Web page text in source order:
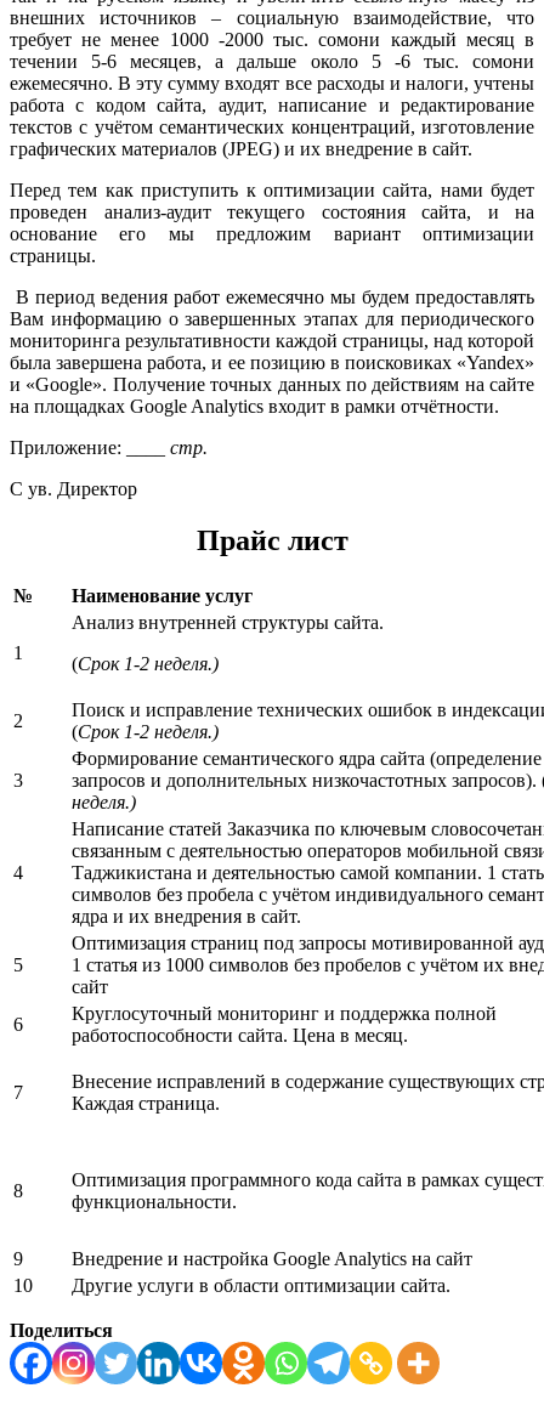
внешних источников – социальную взаимодействие, что
требует не менее 1000 -2000 тыс. сомони каждый месяц в
течении 5-6 месяцев, а дальше около 5 -6 тыс. сомони
ежемесячно. В эту сумму входят все расходы и налоги, учтены
работа с кодом сайта, аудит, написание и редактирование
текстов с учётом семантических концентраций, изготовление
графических материалов (JPEG) и их внедрение в сайт.
Перед тем как приступить к оптимизации сайта, нами будет
проведен анализ-аудит текущего состояния сайта, и на
основание его мы предложим вариант оптимизации
страницы.
В период ведения работ ежемесячно мы будем предоставлять
Вам информацию о завершенных этапах для периодического
мониторинга результативности каждой страницы, над которой
была завершена работа, и ее позицию в поисковиках «Yandex»
и «Google». Получение точных данных по действиям на сайте
на площадках Google Analytics входит в рамки отчётности.
Приложение: ____ стр.
С ув. Директор
Прайс лист
№ Наименование услуг
1
Анализ внутренней структуры сайта.
(Срок 1-2 неделя.)
2
Поиск и исправление технических ошибок в
(Срок 1-2 неделя.)
3
Формирование семантического ядра сайта
запросов и дополнительных низкочастотных запросов).
неделя.)
4
Написание статей Заказчика по ключевым
связанным с деятельностью операторов мобильной
Таджикистана и деятельностью самой компании. 1
символов без пробела с учётом индивидуального
ядра и их внедрения в сайт.
5
Оптимизация страниц под запросы мотивированной
1 статья из 1000 символов без пробелов с учётом их
сайт
6
Круглосуточный мониторинг и поддержка полной
работоспособности сайта. Цена в месяц.
7
Внесение исправлений в содержание существующих
Каждая страница.
8
Оптимизация программного кода сайта в рамках
функциональности.
9
Внедрение и настройка Google Analytics на сайт
10
Другие услуги в области оптимизации сайта.
Поделиться